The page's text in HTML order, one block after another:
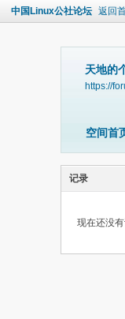
中国Linux公社论坛 返回
天地的
https://
空间首
记录
现在还没